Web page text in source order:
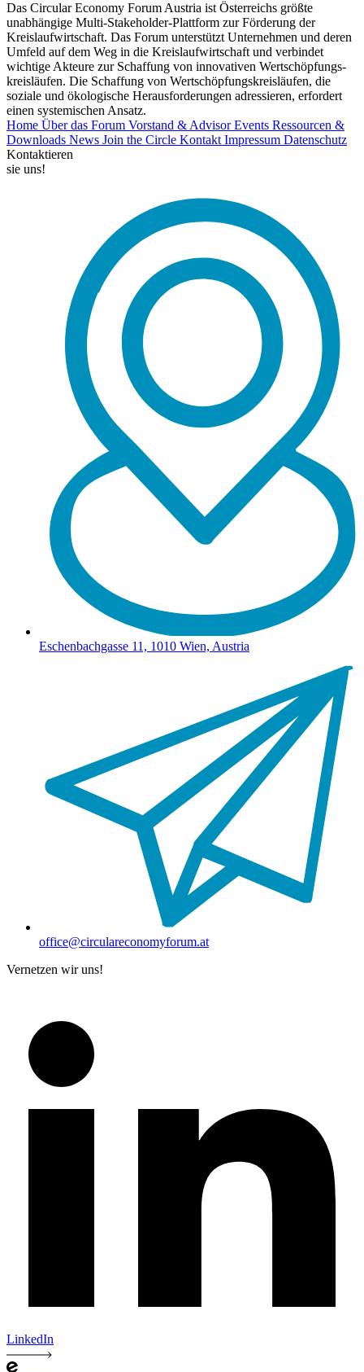
Das Circular Economy Forum Austria ist Österreichs größte
unabhängige Multi-Stakeholder-Plattform zur Förderung der
Kreislaufwirtschaft. Das Forum unterstützt Unternehmen und deren
Umfeld auf dem Weg in die Kreislaufwirtschaft und verbindet
wichtige Akteure zur Schaffung von innovativen Wertschöpfungs-
kreisläufen. Die Schaffung von Wertschöpfungskreisläufen, die
soziale und ökologische Herausforderungen adressieren, erfordert
einen systemischen Ansatz.
Home Über das Forum Vorstand & AdvisorEvents Ressourcen &
Downloads News Join the Circle Kontakt Impressum Datenschutz
Kontaktieren
sie uns!
Eschenbachgasse 11, 1010 Wien, Austria
office@circulareconomyforum.at
Vernetzen wir uns!
LinkedIn